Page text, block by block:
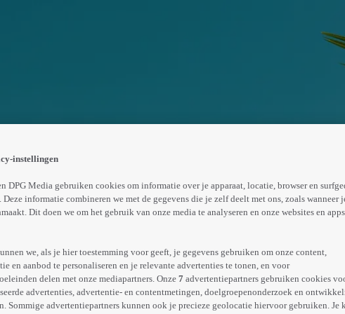
gestuurd naar het Caribisch gebied. Daar daar wordt
plezier en romantiek, maar dan komt ze meer te weten over
Abonneren op Videoland
instellingen
DPG Media gebruiken cookies om informatie over je apparaat, locatie, browser en
Deze informatie combineren we met de gegevens die je zelf deelt met ons, zoals wanneer
Dit doen we om het gebruik van onze media te analyseren en onze websites en
we, als je hier toestemming voor geeft, je gegevens gebruiken om onze content,
en aanbod te personaliseren en je relevante advertenties te tonen, en voor
delen met onze mediapartners. Onze 7 advertentiepartners gebruiken cookies
advertenties, advertentie- en contentmetingen, doelgroepenonderzoek en
Sommige advertentiepartners kunnen ook je precieze geolocatie hiervoor gebruiken. Je